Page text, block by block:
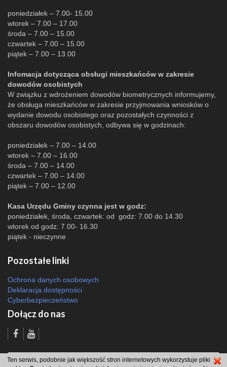
poniedziałek – 7.00- 15.00
wtorek – 7.00 – 17.00
środa – 7.00 – 15.00
czwartek – 7.00 – 15.00
piątek – 7.00 – 13.00
Infomacja dotycząca obsługi mieszkańców w zakresie
dowodów osobistych
W związku z wdrożeniem dowodów biometrycznych informujemy,
że obsługa mieszkańców w zakresie przyjmowania wniosków o
wydanie dowodu osobistego oraz pozostałych czynności z
obszaru dowodów osobistych, odbywa się w godzinach:
poniedziałek – 7.00 – 14.00
wtorek – 7.00 – 16.00
środa – 7.00 – 14.00
czwartek – 7.00 – 14.00
piątek – 7.00 – 12.00
Kasa Urzędu Gminy czynna jest w godz:
poniedziałek, środa, czwartek: od godz: 7.00 do 14.30
wtorek od godz: 7.00- 16.30
piątek - nieczynne
Pozostałe linki
Ochrona danych osobowych
Deklaracja dostępności
Cyberbezpieczeństwo
Dołącz do nas
Odsłon: 23035 | |Polityka bezpieczeństwa i polityka cookies|Redakcja|
2007 - 2026 © Gmina Brzeszcze
Ten serwis, podobnie jak większość stron internetowych wykorzystuje pliki